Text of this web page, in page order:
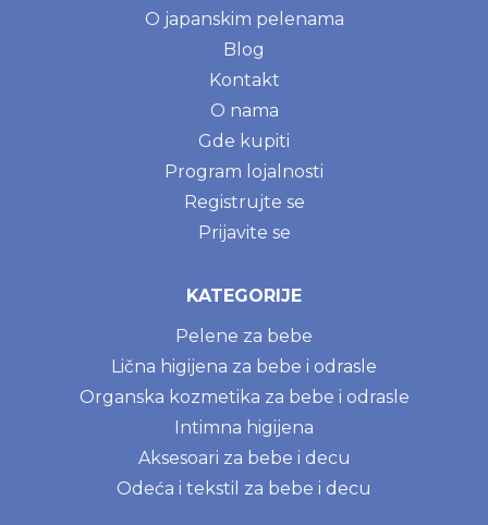
O japanskim pelenama
Blog
Kontakt
O nama
Gde kupiti
Program lojalnosti
Registrujte se
Prijavite se
KATEGORIJE
Pelene za bebe
Lična higijena za bebe i odrasle
Organska kozmetika za bebe i odrasle
Intimna higijena
Aksesoari za bebe i decu
Odeća i tekstil za bebe i decu